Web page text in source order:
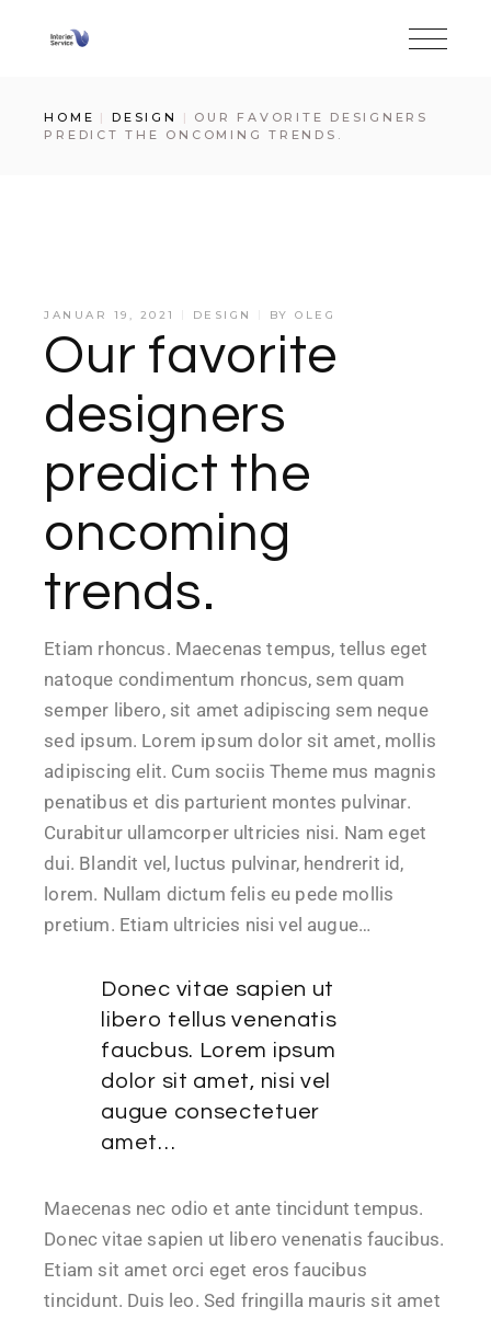
HOME DESIGN
OUR FAVORITE DESIGNERS
PREDICT THE ONCOMING TRENDS.
JANUAR 19, 2021 DESIGN BYOLEG
Our favorite
designers
predict the
oncoming
trends.
Etiam rhoncus. Maecenas tempus, tellus eget
natoque condimentum rhoncus, sem quam
semper libero, sit amet adipiscing sem neque
sed ipsum. Lorem ipsum dolor sit amet, mollis
adipiscing elit. Cum sociis Theme mus magnis
penatibus et dis parturient montes pulvinar.
Curabitur ullamcorper ultricies nisi. Nam eget
dui. Blandit vel, luctus pulvinar, hendrerit id,
lorem. Nullam dictum felis eu pede mollis
pretium. Etiam ultricies nisi vel augue…
Donec vitae sapien ut
libero tellus venenatis
faucbus. Lorem ipsum
dolor sit amet, nisi vel
augue consectetuer
amet…
Maecenas nec odio et ante tincidunt tempus.
Donec vitae sapien ut libero venenatis faucibus.
Etiam sit amet orci eget eros faucibus
tincidunt. Duis leo. Sed fringilla mauris sit amet